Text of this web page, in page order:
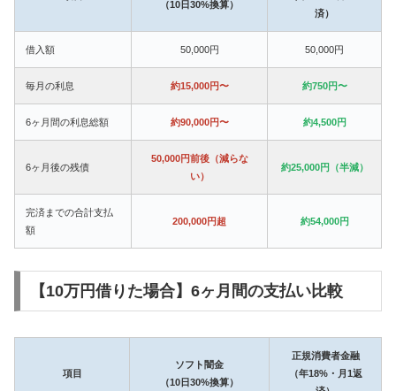
（10日30%換算）
済）
借入額 50,000円 50,000円
毎月の利息 約15,000円〜 約750円〜
6ヶ月間の利息総額 約90,000円〜 約4,500円
6ヶ月後の残債
50,000円前後（減らな
い）
約25,000円（半減）
完済までの合計支払
額
200,000円超 約54,000円
【10万円借りた場合】6ヶ月間の支払い比較
項目
ソフト闇金
（10日30%換算）
正規消費者金融
（年18%・月1返